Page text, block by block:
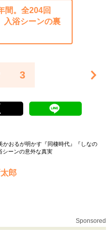
間。全204回
入浴シーンの裏
3
かおるが明かす『同棲時代』『しなの
シーンの意外な真実
郎
Sponsored